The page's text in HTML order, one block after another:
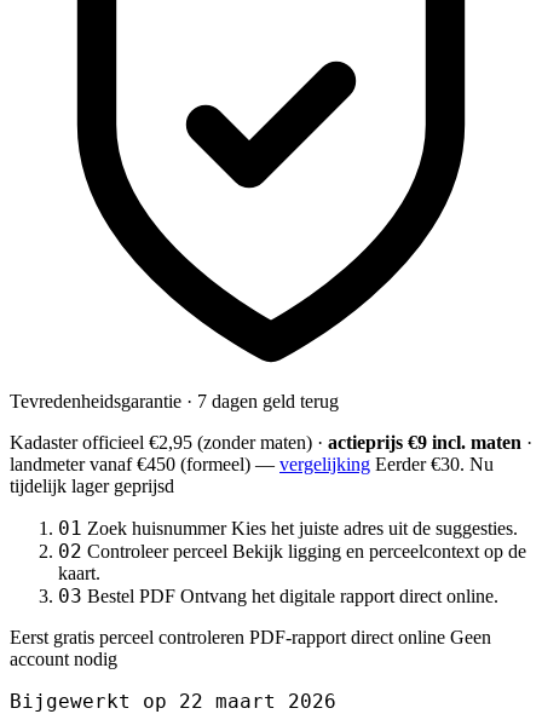
Tevredenheidsgarantie · 7 dagen geld terug
Kadaster officieel €2,95 (zonder maten) · actieprijs €9 incl. maten ·
landmetervanaf €450 (formeel) — vergelijking Eerder €30. Nu
tijdelijk lager geprijsd
01 Zoek huisnummer Kies het juiste adres uit de suggesties.
02 Controleer perceel Bekijk ligging en perceelcontext op de
kaart.
03 Bestel PDF Ontvang het digitale rapport direct online.
Eerst gratis perceel controleren PDF-rapport direct online Geen
account nodig
Bijgewerkt op 22 maart 2026